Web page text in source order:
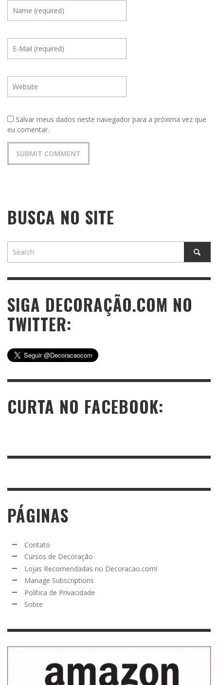
Salvar meus dados neste navegador para a próxima vez que
eu comentar.
BUSCA NO SITE
SIGA DECORAÇÃO.COM NO
TWITTER:
CURTA NO FACEBOOK:
PÁGINAS
Contato
Cursos de Decoração
Lojas Recomendadas no Decoracao.com!
Manage Subscriptions
Política de Privacidade
Sobre